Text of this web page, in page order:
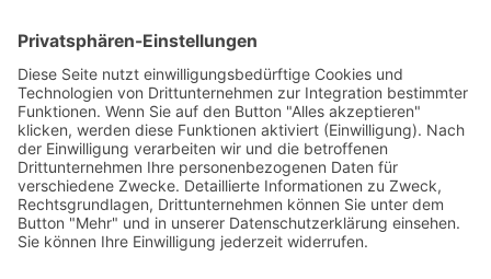
Tipps
Wissen
Strom Top30
F&A
News